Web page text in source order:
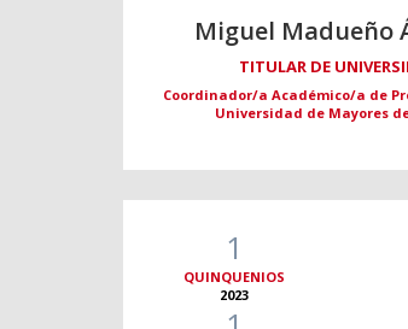
Miguel Madueño
TITULAR DE
Coordinador/a Académico/a de
Universidad de Mayores
1
QUINQUENIOS
2023